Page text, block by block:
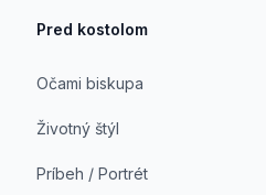
Pred kostolom
Očami biskupa
Životný štýl
Príbeh / Portrét